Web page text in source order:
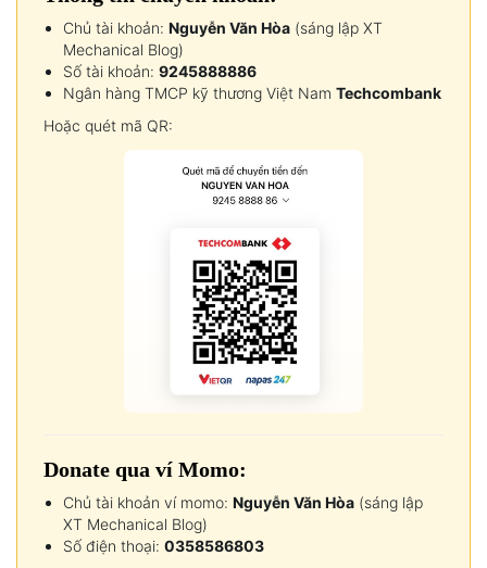
Chủ tài khoản: Nguyễn Văn Hòa (sáng lập XT
Mechanical Blog)
Số tài khoản: 9245888886
Ngân hàng TMCP kỹ thương Việt Nam Techcombank
Hoặc quét mã QR:
Donate qua ví Momo:
Chủ tài khoản ví momo: Nguyễn Văn Hòa (sáng lập
XT Mechanical Blog)
Số điện thoại: 0358586803